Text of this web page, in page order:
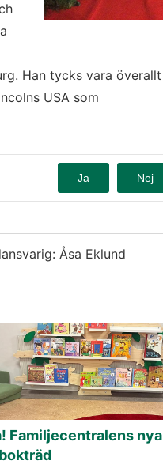
Han tycks vara överallt
USA som
Ja Nej
Åsa Eklund
Familjecentralens nya